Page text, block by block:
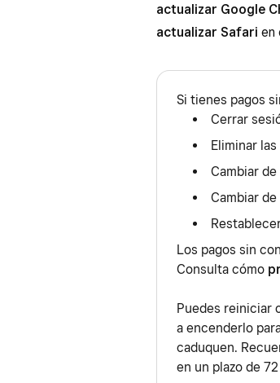
actualizar Google
actualizar Safari en
Si tienes pagos
Cerrar
Eliminar
Cambiar de
Cambiar
Los pagos sin
Consulta cómo
Puedes reiniciar
a encenderlo
caduquen.
en un plazo de